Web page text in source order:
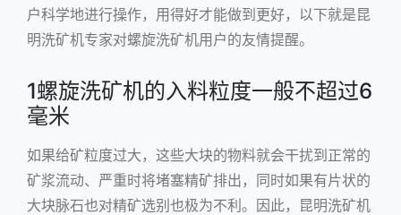
户科学地进行操作，用得好才能做到更好，以下就是昆
明洗矿机专家对螺旋洗矿机用户的友情提醒。
1螺旋洗矿机的入料粒度一般不超过6
毫米
如果给矿粒度过大，这些大块的物料就会干扰到正常的
矿浆流动、严重时将堵塞精矿排出，同时如果有片状的
大块脉石也对精矿选别也极为不利。因此，昆明洗矿机